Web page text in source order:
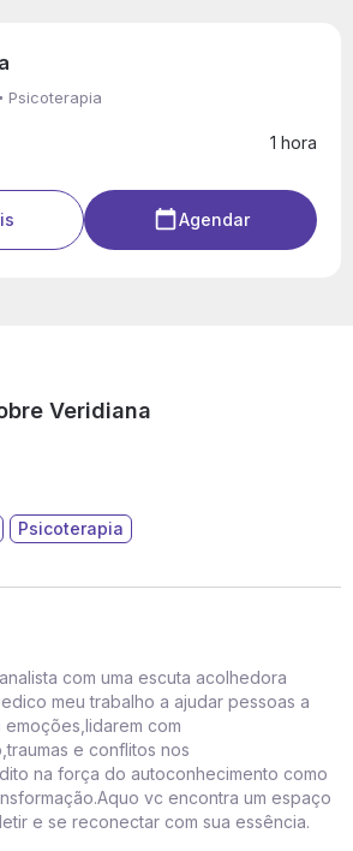
Psicoterapia
1 hora
Agendar
Veridiana
Psicoterapia
com uma escuta acolhedora
meu trabalho a ajudar pessoas a
com
e conflitos nos
na força do autoconhecimento como
vc encontra um espaço
e se reconectar com sua essência.